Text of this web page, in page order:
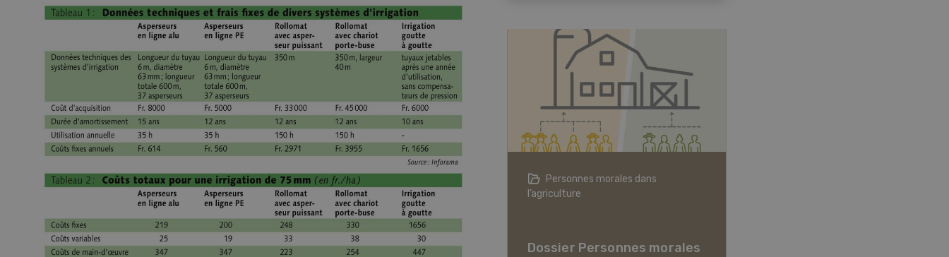
Une ferme entre de nouvelles
Une ferme entre de
L’agriculture à l’ère du changement
climatique
Dossier L’agriculture à l’ère
du changement climatique
Personnes morales dans
l’agriculture
Dossier Personnes morales